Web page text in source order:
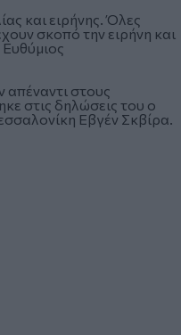
και ειρήνης. Όλες
σκοπό την ειρήνη και
απέναντι στους
στις δηλώσεις του ο
Εβγέν Σκβίρα.